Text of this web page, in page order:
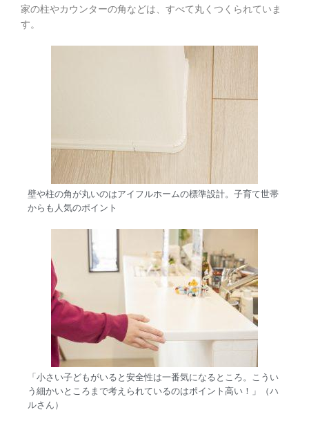
家の柱やカウンターの角などは、すべて丸くつくられていま
す。
壁や柱の角が丸いのはアイフルホームの標準設計。子育て世帯
からも人気のポイント
「小さい子どもがいると安全性は一番気になるところ。こうい
う細かいところまで考えられているのはポイント高い！」（ハ
ルさん）